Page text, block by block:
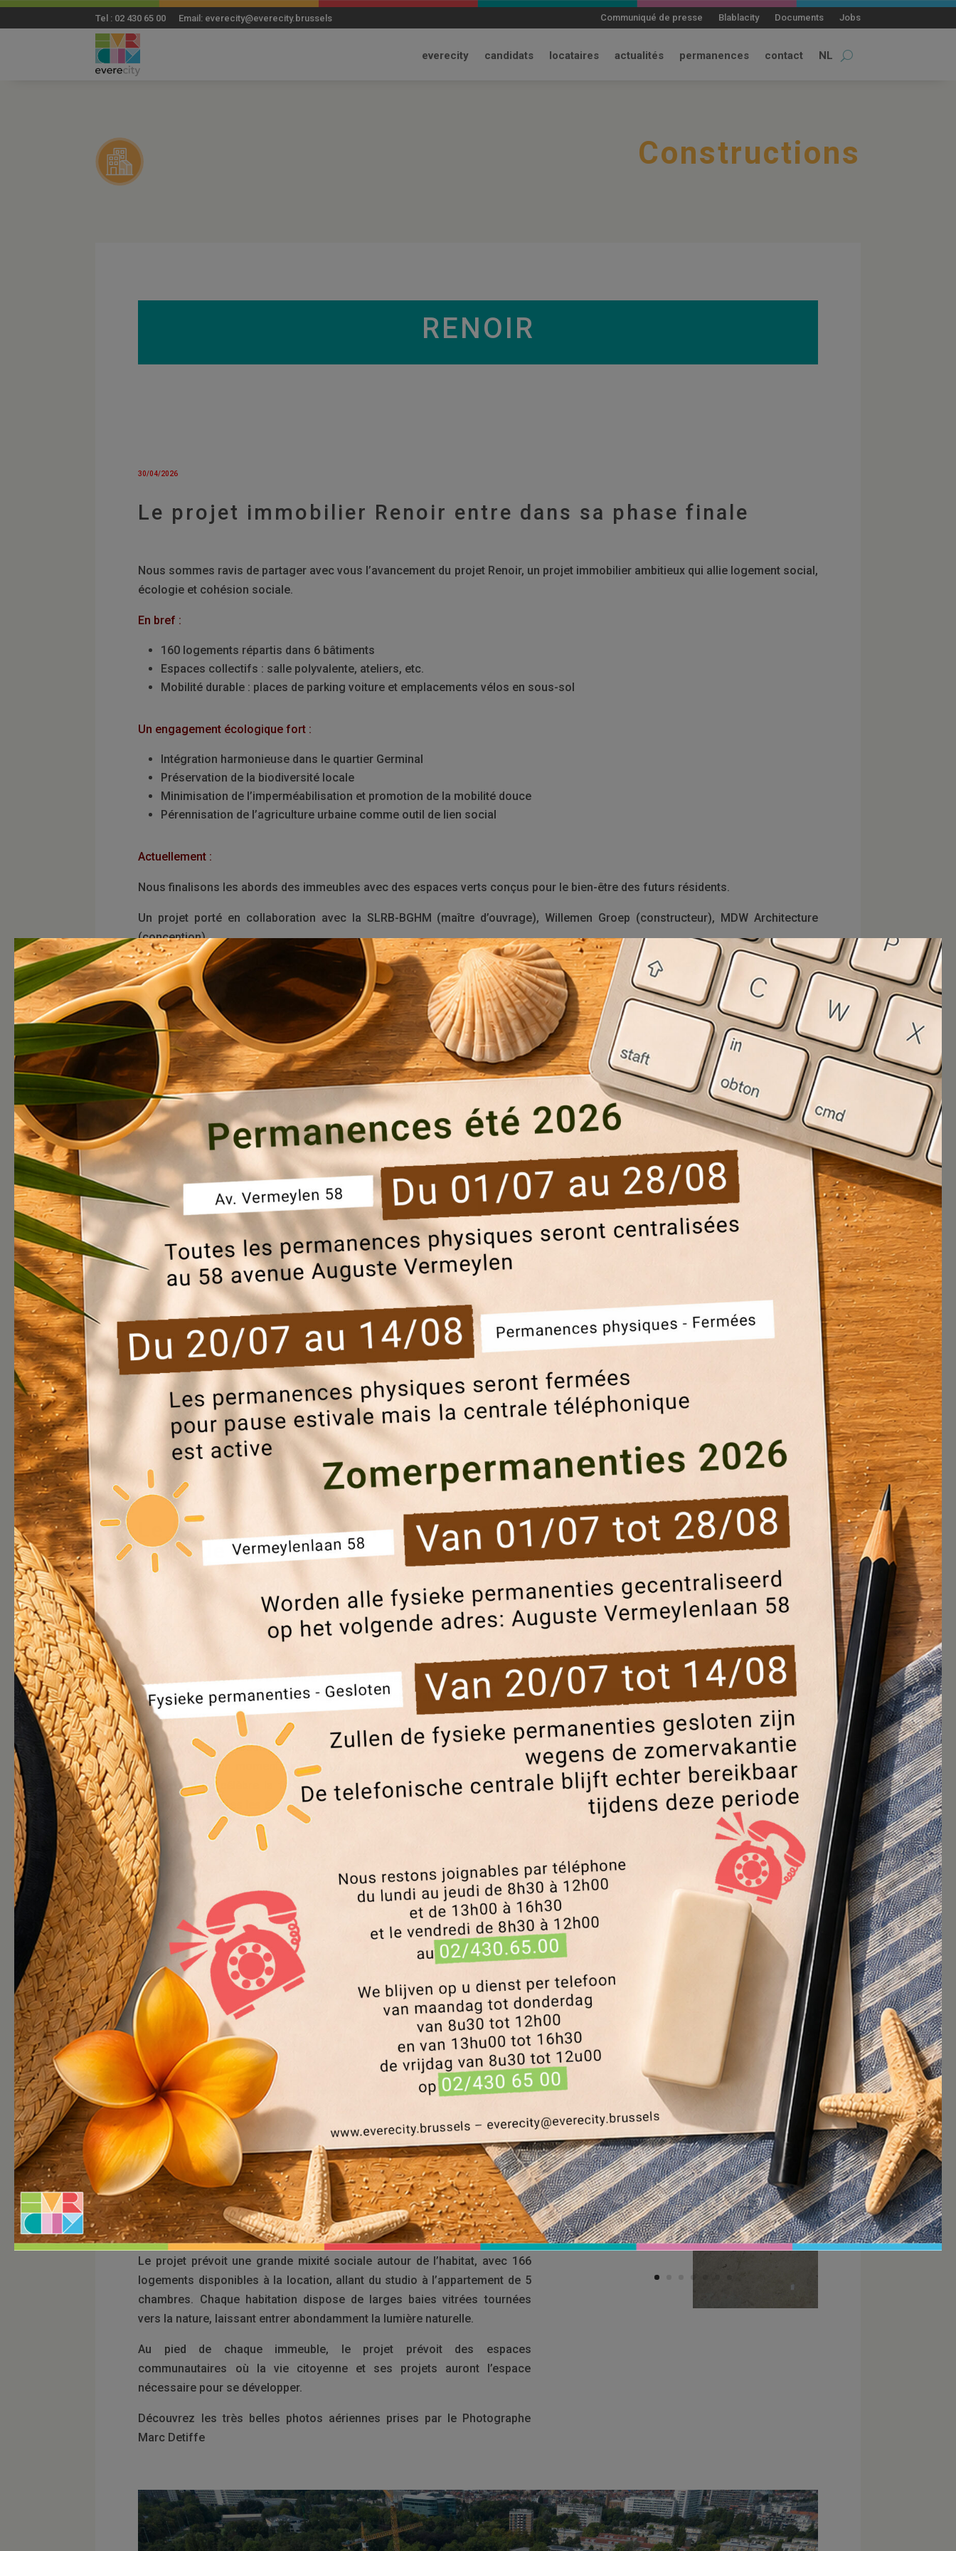
Tel : 02 430 65 00 Email: everecity@everecity.brussels Communiqué de presse Blablacity Documents Jobs
everecity candidats locataires actualités permanences contact NL
Constructions
RENOIR
30/04/2026
Le projet immobilier Renoir entre dans sa phase finale
Nous sommes ravis de partager avec vous l’avancement du projet Renoir, un projet immobilier ambitieux qui allie logement social,
écologie et cohésion sociale.
En bref :
160 logements répartis dans 6 bâtiments
Espaces collectifs : salle polyvalente, ateliers, etc.
Mobilité durable : places de parking voiture et emplacements vélos en sous-sol
Un engagement écologique fort :
Intégration harmonieuse dans le quartier Germinal
Préservation de la biodiversité locale
Minimisation de l’imperméabilisation et promotion de la mobilité douce
Pérennisation de l’agriculture urbaine comme outil de lien social
Actuellement :
Nous finalisons les abords des immeubles avec des espaces verts conçus pour le bien-être des futurs résidents.
Un projet porté en collaboration avec la SLRB-BGHM (maître d’ouvrage), Willemen Groep (constructeur), MDW Architecture
(conception)
Un exemple concret de logement durable et inclusif à Bruxelles.
14/02/2025
Le bouquet final pour Renoir en ce
mois de février
La dalle de toiture du 6eme et dernier immeuble du complexe Renoir sera
bientôt coulée, marquant ainsi l’achèvement des travaux de bétonnage
C’est la dernière pierre à l’édifice de ce très beau projet immobilier, dont
laSLRB – BGHMest maître d’ouvrage et la société Willemen Groep
est le
constructeur.
Comme le veut la tradition des métiers du bâtiment, cet événement sera
symbolisé par un moment de partage avec les équipes en charge sur le
terrain afin de célèbre la fin du gros œuvre. Le but, remercier le travail
accompli par toutes les équipes travaillant sur le projet
08/11/2024
Visite de chantier Renoir, un projet
innovant entouré d’un écrin de
verdure
Ce matin, nous avons eu la chance de visiter l’avancement du chantier
Renoir en compagnie de notre chef de projet et notre Président.
La SLRB, maître d’ouvrage du complexe Renoir, collabore avec l’équipe
créative de MDW Architecture et les équipes expérimentées de Franki SA et
Willemen Construct pour la réalisation des travaux.
Les six nouveaux immeubles prennent forme dans le paysage arboré de ce
magnifique site de Germinal, en pleine transformation.
Le projet prévoit une grande mixité sociale autour de l’habitat, avec 166
logements disponibles à la location, allant du studio à l’appartement de 5
chambres. Chaque habitation dispose de larges baies vitrées tournées
vers la nature, laissant entrer abondamment la lumière naturelle.
Au pied de chaque immeuble, le projet prévoit des espaces
communautaires où la vie citoyenne et ses projets auront l’espace
nécessaire pour se développer.
Découvrez les très belles photos aériennes prises par le Photographe
Marc Detiffe
modal-check